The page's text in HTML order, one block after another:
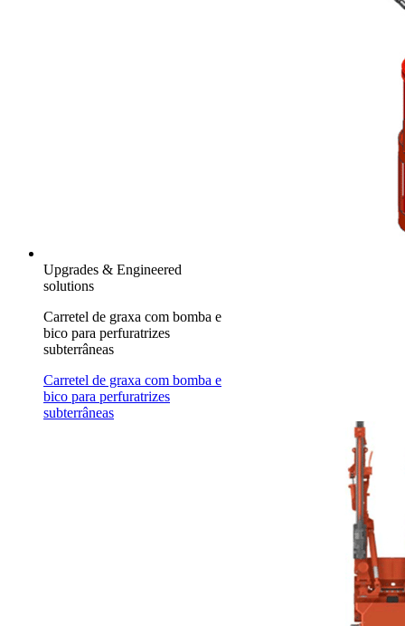
Upgrades & Engineered
solutions
Carretel de graxa com bomba e
bico para perfuratrizes
subterrâneas
Carretel de graxa com bomba e
bico para perfuratrizes
subterrâneas